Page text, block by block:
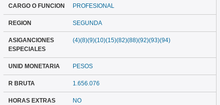
CARGO O FUNCION PROFESIONAL
REGION SEGUNDA
ASIGANCIONES
ESPECIALES
(4)(8)(9)(10)(15)(82)(88)(92)(93)(94)
UNID MONETARIA PESOS
R BRUTA 1.656.076
HORAS EXTRAS NO